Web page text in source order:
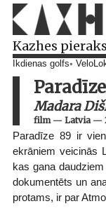
Kazhes
Ikdienas golfs
Madara
film— Latvia—
Paradīze 89 ir
ekrāniem veicinās
kas gana
dokumentēts un
protams, ir par